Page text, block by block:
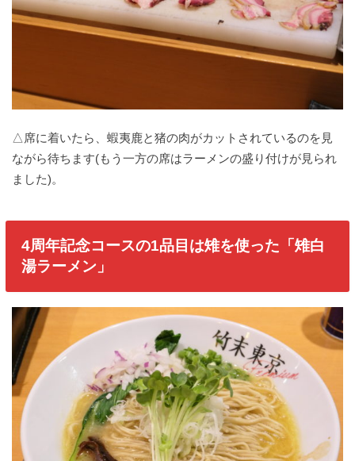
△席に着いたら、蝦夷鹿と猪の肉がカットされているのを見
ながら待ちます(もう一方の席はラーメンの盛り付けが見られ
ました)。
4周年記念コースの1品目は雉を使った「雉白
湯ラーメン」